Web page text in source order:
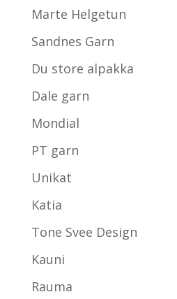
Marte Helgetun
Sandnes Garn
Du store alpakka
Dale garn
Mondial
PT garn
Unikat
Katia
Tone Svee Design
Kauni
Rauma